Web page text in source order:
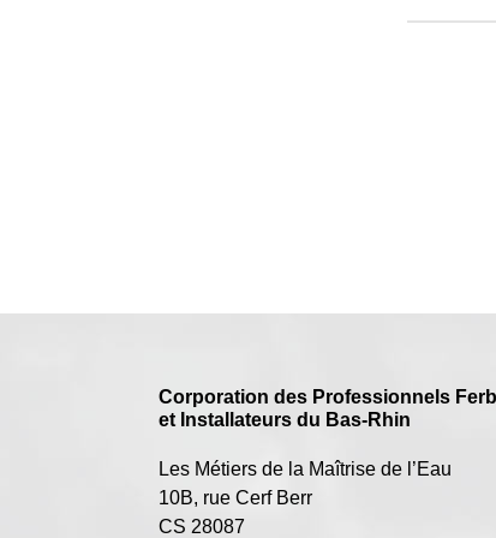
Corporation des Professionnels
et Installateurs du Bas-Rhin
Les Métiers de la Maîtrise de l’Eau
10B, rue Cerf Berr
CS 28087